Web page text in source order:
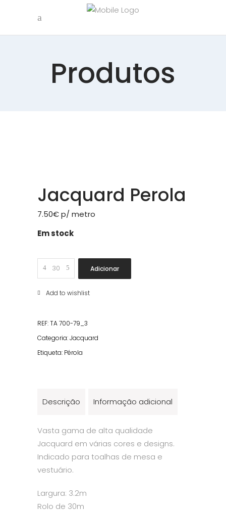
Produtos
Jacquard Perola
7.50€p/ metro
Em stock
Jacquard
Perola
quantity
Adicionar
Add to wishlist
REF:TA 700-79_3
Categoria:Jacquard
Etiqueta: Pérola
Descrição Informação adicional
Vasta gama de alta qualidade
Jacquard em várias cores e designs.
Indicado para toalhas de mesa e
vestuário.
Largura: 3.2m
Rolo de 30m